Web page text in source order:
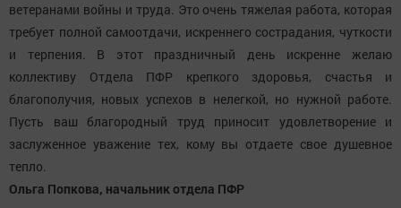
ветеранами войны и труда. Это очень тяжелая работа, которая
требует полной самоотдачи, искреннего сострадания, чуткости
и терпения. В этот праздничный день искренне желаю
коллективу Отдела ПФР крепкого здоровья, счастья и
благополучия, новых успехов в нелегкой, но нужной работе.
Пусть ваш благородный труд приносит удовлетворение и
заслуженное уважение тех, кому вы отдаете свое душевное
тепло.
Ольга Попкова, начальник отдела ПФР